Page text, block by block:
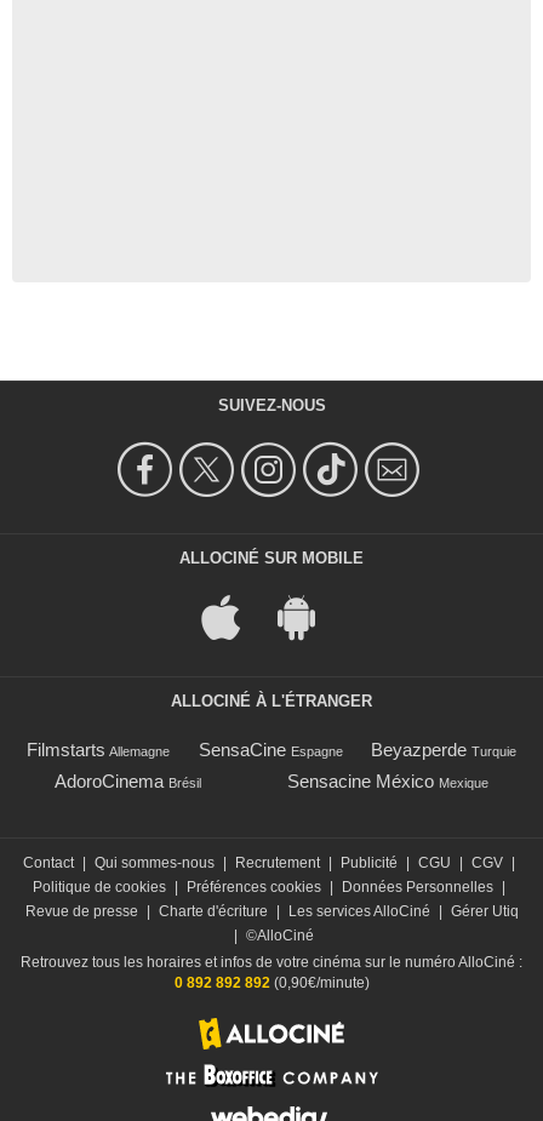
SUIVEZ-NOUS
ALLOCINÉ SUR MOBILE
ALLOCINÉ À L'ÉTRANGER
Filmstarts Allemagne SensaCine Espagne Beyazperde Turquie
AdoroCinema Brésil Sensacine México Mexique
Contact | Qui sommes-nous | Recrutement | Publicité | CGU | CGV |
Politique de cookies | Préférences cookies | Données Personnelles |
Revue de presse
| Charte d'écriture | Les services AlloCiné | Gérer Utiq
| ©AlloCiné
Retrouvez tous les horaires et infos de votre cinéma sur le numéro AlloCiné :
0 892 892 892 (0,90€/minute)